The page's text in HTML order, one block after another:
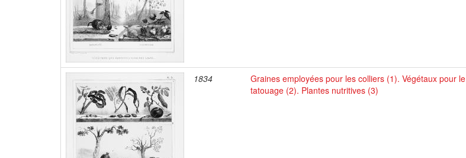
1834
Graines employées pour les colliers (1). Végétaux pour le
tatouage (2). Plantes nutritives (3)